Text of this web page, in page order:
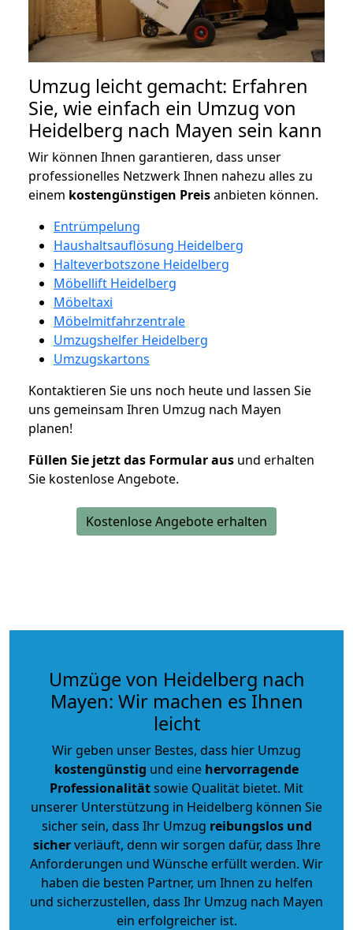
Umzug leicht gemacht: Erfahren
Sie, wie einfach ein Umzug von
Heidelberg nach Mayen sein kann
Wir können Ihnen garantieren, dass unser
professionelles Netzwerk Ihnen nahezu alles zu
einem kostengünstigen Preisanbieten können.
Entrümpelung
Haushaltsauflösung Heidelberg
Halteverbotszone Heidelberg
Möbellift Heidelberg
Möbeltaxi
Möbelmitfahrzentrale
Umzugshelfer Heidelberg
Umzugskartons
Kontaktieren Sie uns noch heute und lassen Sie
uns gemeinsam Ihren Umzug nach Mayen
planen!
Füllen Sie jetzt das Formular aus und erhalten
Sie kostenlose Angebote.
Kostenlose Angebote erhalten
Umzüge von Heidelberg nach
Mayen: Wir machen es Ihnen
leicht
Wir geben unser Bestes, dass hier Umzug
kostengünstig und eine hervorragende
Professionalitätsowie Qualität bietet. Mit
unserer Unterstützung in Heidelberg können Sie
sicher sein, dass Ihr Umzug reibungslos und
sicherverläuft, denn wir sorgen dafür, dass Ihre
Anforderungen und Wünsche erfüllt werden. Wir
haben die besten Partner, um Ihnen zu helfen
und sicherzustellen, dass Ihr Umzug nach Mayen
ein erfolgreicher ist.